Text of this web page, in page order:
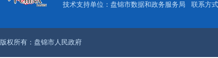
技术支持单位：盘锦市数据和政务服务局 联系方
版权所有：盘锦市人民政府